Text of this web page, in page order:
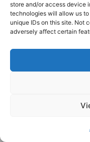
store and/or access device
technologies will allow us
unique IDs on this site. Not
adversely affect certain